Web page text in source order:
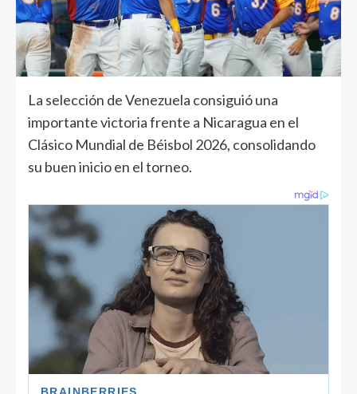
La selección de Venezuela consiguió una
importante victoria frente a Nicaragua en el
Clásico Mundial de Béisbol 2026, consolidando
su buen inicio en el torneo.